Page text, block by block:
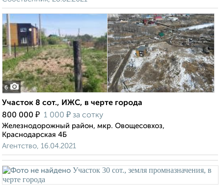
6
Участок 8 сот., ИЖС, в черте города
800 000 ₽ 1 000 ₽ за сотку
Железнодорожный район, мкр. Овощесовхоз,
Краснодарская 4Б
Агентство, 16.04.2021